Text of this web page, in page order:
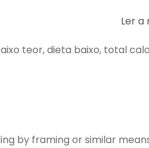
Ler
teor, dieta baixo, total
by framing or similar